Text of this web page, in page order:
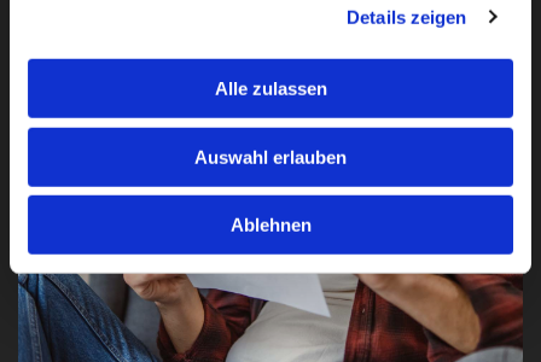
Details zeigen
Alle zulassen
Auswahl erlauben
Ablehnen